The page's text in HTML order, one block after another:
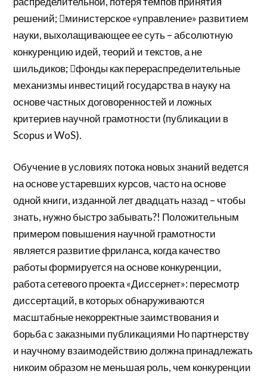
решений; министерское «управление» развитием
науки, выхолащивающее ее суть – абсолютную
конкуренцию идей, теорий и текстов, а не
шильдиков; фонды как перераспределительные
механизмы инвестиций государства в науку на
основе частных договоренностей и ложных
критериев научной грамотности (публикации в
Scopus и WoS).
Обучение в условиях потока новых знаний ведется
на основе устаревших курсов, часто на основе
одной книги, изданной лет двадцать назад – чтобы
знать, нужно быстро забывать?! Положительным
примером повышения научной грамотности
является развитие фриланса, когда качество
работы формируется на основе конкуренции,
работа сетевого проекта «Диссернет»: пересмотр
диссертаций, в которых обнаруживаются
масштабные некорректные заимствования и
борьба с заказными публикациями Но партнерству
и научному взаимодействию должна принадлежать
никоим образом не меньшая роль, чем конкуренции